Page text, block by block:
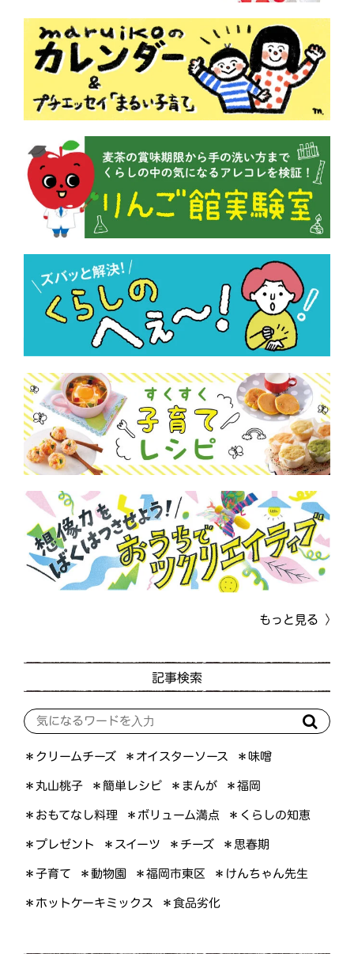
もっと見る
記事検索
＊クリームチーズ ＊オイスターソース ＊味噌
＊丸山桃子 ＊簡単レシピ ＊まんが ＊福岡
＊おもてなし料理 ＊ボリューム満点 ＊くらしの知恵
＊プレゼント ＊スイーツ ＊チーズ ＊思春期
＊子育て ＊動物園 ＊福岡市東区 ＊けんちゃん先生
＊ホットケーキミックス ＊食品劣化